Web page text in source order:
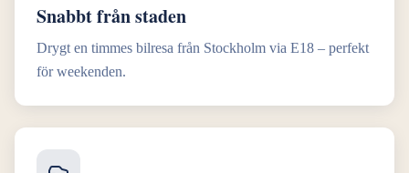
Snabbt från staden
Drygt en timmes bilresa från Stockholm via E18 – perfekt
för weekenden.